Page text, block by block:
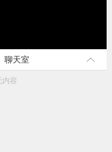
聊天室
内容